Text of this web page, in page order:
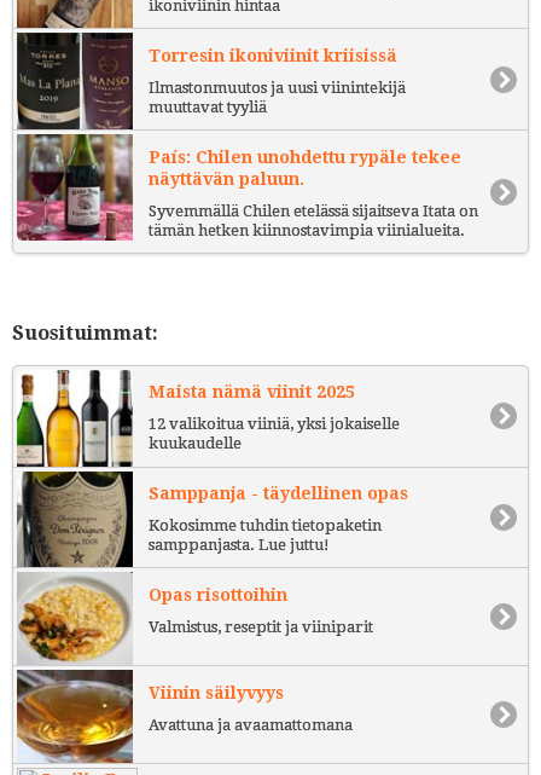
ikoniviinin hintaa
Torresin ikoniviinit kriisissä
Ilmastonmuutos ja uusi viinintekijä
muuttavat tyyliä
País: Chilen unohdettu rypäle tekee
näyttävän paluun.
Syvemmällä Chilen etelässä sijaitseva Itata on
tämän hetken kiinnostavimpia viinialueita.
Suosituimmat:
Maista nämä viinit 2025
12 valikoitua viiniä, yksi jokaiselle
kuukaudelle
Samppanja - täydellinen opas
Kokosimme tuhdin tietopaketin
samppanjasta. Lue juttu!
Opas risottoihin
Valmistus, reseptit ja viiniparit
Viinin säilyvyys
Avattuna ja avaamattomana